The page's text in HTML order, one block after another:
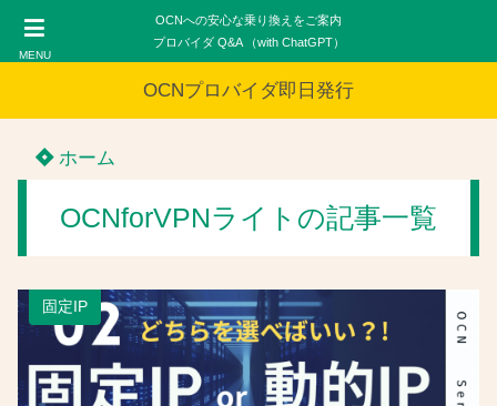
MENU
OCNへの安心な乗り換えをご案内
プロバイダ Q&A （with ChatGPT）
OCNプロバイダ即日発行
ホーム
OCNforVPNライトの記事一覧
固定IP